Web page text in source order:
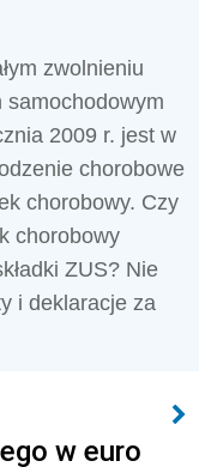
zwolnieniu
samochodowym
2009 r. jest w
chorobowe
chorobowy. Czy
chorobowy
ZUS? Nie
i deklaracje za
w euro